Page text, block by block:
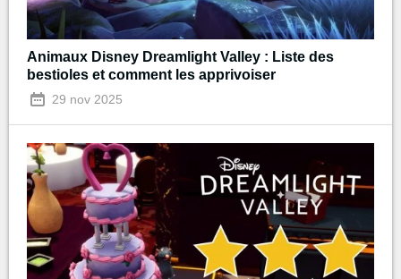
Animaux Disney Dreamlight Valley : Liste des
bestioles et comment les apprivoiser
29 nov 2025